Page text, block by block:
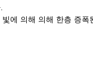
에 의해 의해 한층 증